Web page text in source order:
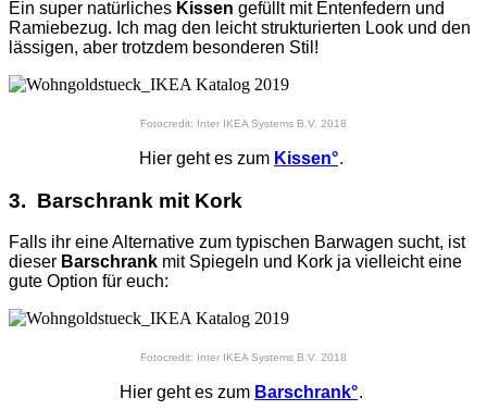
Ein super natürliches Kissen gefüllt mit Entenfedern und
Ramiebezug. Ich mag den leicht strukturierten Look und den
lässigen, aber trotzdem besonderen Stil!
Fotocredit: Inter IKEA Systems B.V. 2018
Hier geht es zum Kissen°.
3. Barschrank mit Kork
Falls ihr eine Alternative zum typischen Barwagen sucht, ist
dieser Barschrank mit Spiegeln und Kork ja vielleicht eine
gute Option für euch:
Fotocredit: Inter IKEA Systems B.V. 2018
Hier geht es zum Barschrank°.